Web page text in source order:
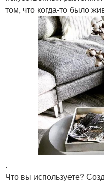
том, что когда-то было
.
Что вы используете?